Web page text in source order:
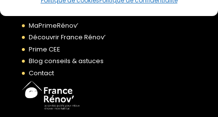
MaPrimeRénov’
Découvrir France Rénov’
Prime CEE
Blog conseils & astuces
Contact